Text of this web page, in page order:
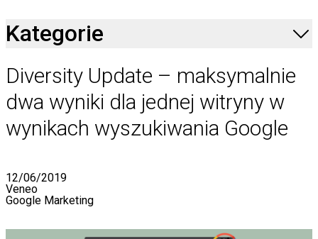
Diversity Update – maksymalnie
dwa wyniki dla jednej witryny w
wynikach wyszukiwania Google
12/06/2019
Veneo
Google Marketing
Kategorie